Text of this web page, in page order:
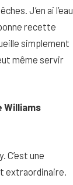
J’en ai l’eau
recette
simplement
même servir
Williams
C’est une
extraordinaire.